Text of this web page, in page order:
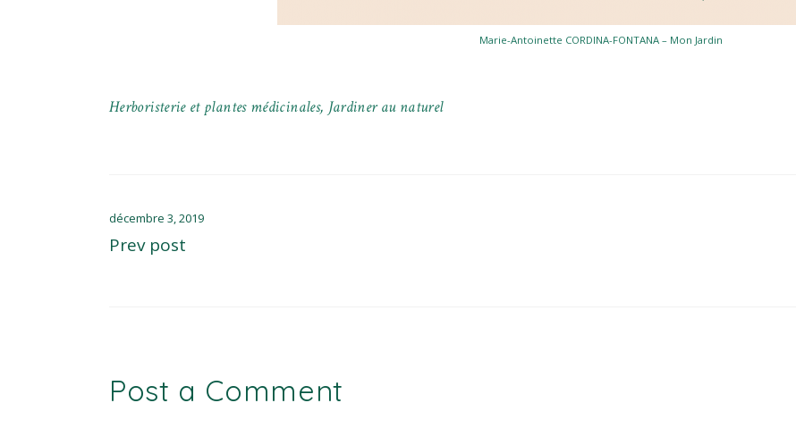
Marie-Antoinette CORDINA-FONTANA – Mon Jardin
Herboristerie et plantes médicinales, Jardiner au naturel
décembre 3, 2019
Prev post
Post a Comment